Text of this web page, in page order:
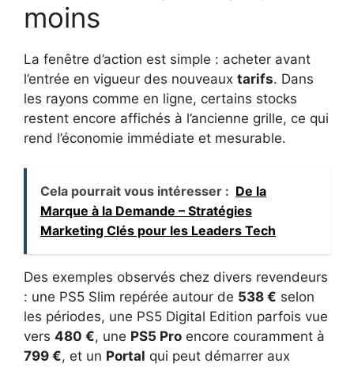
moins
La fenêtre d’action est simple : acheter avant
l’entrée en vigueur des nouveaux tarifs. Dans
les rayons comme en ligne, certains stocks
restent encore affichés à l’ancienne grille, ce qui
rend l’économie immédiate et mesurable.
Cela pourrait vous intéresser : De la
Marque à la Demande – Stratégies
Marketing Clés pour les Leaders Tech
Des exemples observés chez divers revendeurs
: une PS5 Slim repérée autour de 538 € selon
les périodes, une PS5 Digital Edition parfois vue
vers 480 €, une PS5 Pro encore couramment à
799 €, et un Portal qui peut démarrer aux